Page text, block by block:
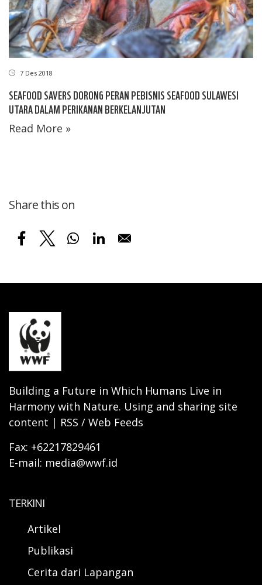
7 Des 2018
SEAFOOD SAVERS DORONG PERAN PEBISNIS SEAFOOD SULAWESI
UTARA DALAM PERIKANAN BERKELANJUTAN
Read More »
Share this on
Building a Future in Which Humans Live in
Harmony with Nature. Using and sharing site
content | RSS / Web Feeds
Fax: +62217829461
E-mail: media@wwf.id
TERKINI
Artikel
Publikasi
Cerita dari Lapangan